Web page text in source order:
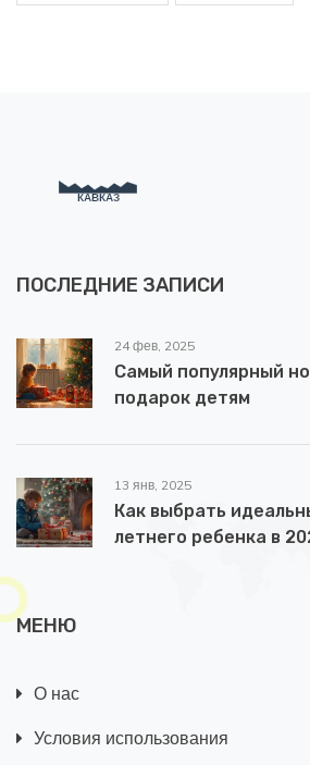
ПОСЛЕДНИЕ ЗАПИСИ
24 фев, 2025
Самый популярный
подарок детям
13 янв, 2025
Как выбрать
летнего ребенка в
МЕНЮ
О нас
Условия использования